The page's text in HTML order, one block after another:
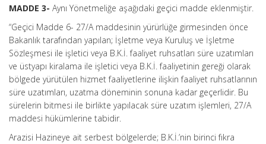
MADDE 3- Aynı Yönetmeliğe aşağıdaki geçici madde eklenmiştir.
“Geçici Madde 6- 27/A maddesinin yürürlüğe girmesinden önce
Bakanlık tarafından yapılan; İşletme veya Kuruluş ve İşletme
Sözleşmesi ile işletici veya B.K.İ. faaliyet ruhsatları süre uzatımları
ve üstyapı kiralama ile işletici veya B.K.İ. faaliyetinin gereği olarak
bölgede yürütülen hizmet faaliyetlerine ilişkin faaliyet ruhsatlarının
süre uzatımları, uzatma döneminin sonuna kadar geçerlidir. Bu
sürelerin bitmesi ile birlikte yapılacak süre uzatım işlemleri, 27/A
maddesi hükümlerine tabidir.
Arazisi Hazineye ait serbest bölgelerde; B.K.İ.’nin birinci fıkra